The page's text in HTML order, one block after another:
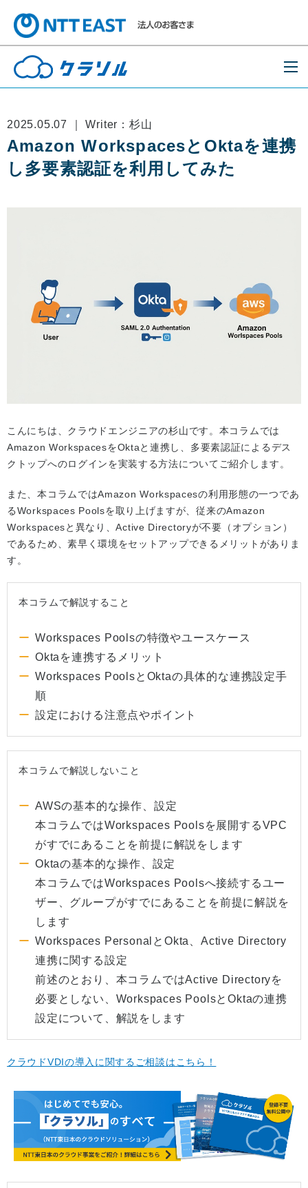
2025.05.07 ｜ Writer：杉山
Amazon WorkspacesとOktaを連携
し多要素認証を利用してみた
こんにちは、クラウドエンジニアの杉山です。本コラムでは
Amazon WorkspacesをOktaと連携し、多要素認証によるデス
クトップへのログインを実装する方法についてご紹介します。
また、本コラムではAmazon Workspacesの利用形態の一つであ
るWorkspaces Poolsを取り上げますが、従来のAmazon
Workspacesと異なり、Active Directoryが不要（オプション）
であるため、素早く環境をセットアップできるメリットがありま
す。
本コラムで解説すること
Workspaces Poolsの特徴やユースケース
Oktaを連携するメリット
Workspaces PoolsとOktaの具体的な連携設定手
順
設定における注意点やポイント
本コラムで解説しないこと
AWSの基本的な操作、設定
本コラムではWorkspaces Poolsを展開するVPC
がすでにあることを前提に解説をします
Oktaの基本的な操作、設定
本コラムではWorkspaces Poolsへ接続するユー
ザー、グループがすでにあることを前提に解説を
します
Workspaces PersonalとOkta、Active Directory
連携に関する設定
前述のとおり、本コラムではActive Directoryを
必要としない、Workspaces PoolsとOktaの連携
設定について、解説をします
クラウドVDIの導入に関するご相談はこちら！